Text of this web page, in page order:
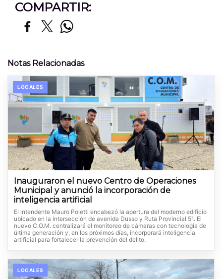
COMPARTIR:
Notas Relacionadas
LOCALES
Inauguraron el nuevo Centro de Operaciones
Municipal y anunció la incorporación de
inteligencia artificial
El intendente Mauro Poletti encabezó la apertura del moderno edificio
ubicado en la intersección de avenida Dusso y Ruta Provincial 51. El
nuevo C.O.M. centralizará el monitoreo de cámaras con tecnología de
última generación y, en los próximos días, incorporará inteligencia
artificial para fortalecer la prevención del delito.
LOCALES